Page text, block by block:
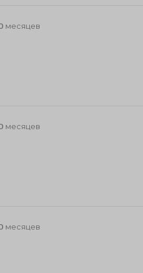
месяцев
месяцев
месяцев